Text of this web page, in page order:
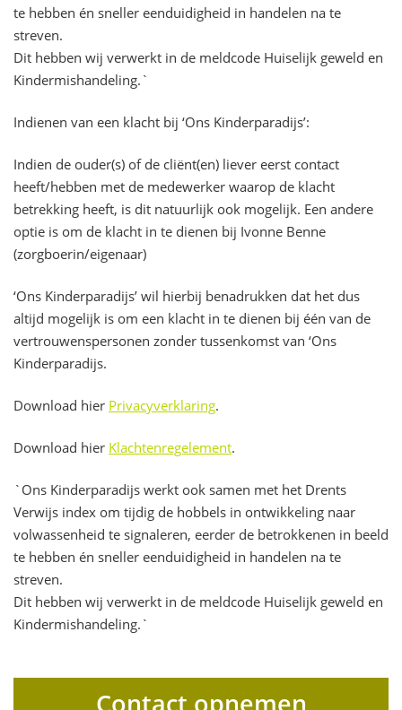
te hebben én sneller eenduidigheid in handelen na te
streven.
Dit hebben wij verwerkt in de meldcode Huiselijk geweld en
Kindermishandeling.`
Indienen van een klacht bij ‘Ons Kinderparadijs’:
Indien de ouder(s) of de cliënt(en) liever eerst contact
heeft/hebben met de medewerker waarop de klacht
betrekking heeft, is dit natuurlijk ook mogelijk. Een andere
optie is om de klacht in te dienen bij Ivonne Benne
(zorgboerin/eigenaar)
‘Ons Kinderparadijs’ wil hierbij benadrukken dat het dus
altijd mogelijk is om een klacht in te dienen bij één van de
vertrouwenspersonen zonder tussenkomst van ‘Ons
Kinderparadijs.
Download hier Privacyverklaring.
Download hier Klachtenregelement.
`Ons Kinderparadijs werkt ook samen met het Drents
Verwijs index om tijdig de hobbels in ontwikkeling naar
volwassenheid te signaleren, eerder de betrokkenen in beeld
te hebben én sneller eenduidigheid in handelen na te
streven.
Dit hebben wij verwerkt in de meldcode Huiselijk geweld en
Kindermishandeling.`
Contact opnemen